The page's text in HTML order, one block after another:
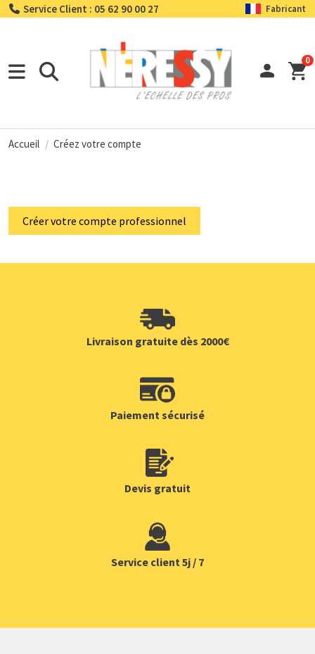
Service Client : 05 62 90 00 27 Fabricant
0
Accueil Créez votre compte
Créer votre compte professionnel
Livraison gratuite dès 2000€
Paiement sécurisé
Devis gratuit
Service client 5j / 7